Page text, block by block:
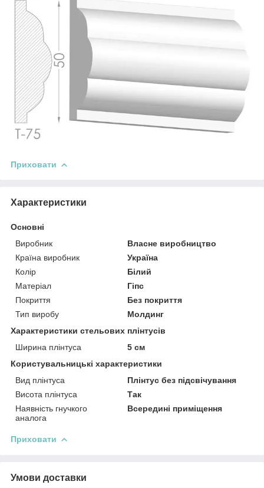
Приховати
Характеристики
Основні
Виробник
Власне виробництво
Країна виробник
Україна
Колір
Білий
Матеріал
Гіпс
Покриття
Без покриття
Тип виробу
Молдинг
Характеристики стельових плінтусів
Ширина плінтуса
5 см
Користувальницькі характеристики
Вид плінтуса
Плінтус без підсвічування
Висота плінтуса
Так
Наявність гнучкого
аналога
Всередині приміщення
Приховати
Умови доставки